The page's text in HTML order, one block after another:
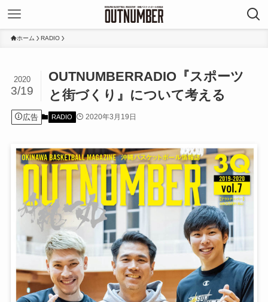
ホーム RADIO
OUTNUMBERRADIO『スポーツ
と街づくり』について考える
2020
3/19
広告 RADIO 2020年3月19日